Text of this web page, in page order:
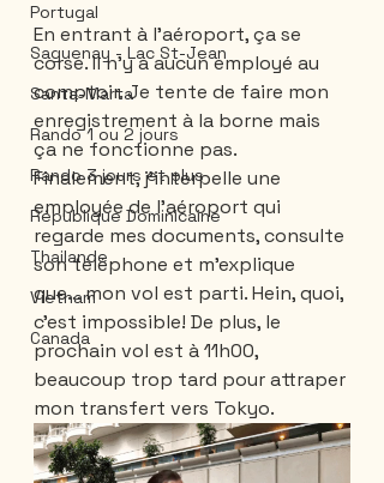
Portugal
Saguenay - Lac St-Jean
Santa-Marta
Rando 1 ou 2 jours
Rando 3 jours et plus
République Dominicaine
Thailande
Vietnam
Canada
En entrant à l’aéroport, ça se
corse. Il n’y a aucun employé au
comptoir. Je tente de faire mon
enregistrement à la borne mais
ça ne fonctionne pas.
Finalement, j’interpelle une
employée de l’aéroport qui
regarde mes documents, consulte
son téléphone et m’explique
que… mon vol est parti. Hein, quoi,
c’est impossible! De plus, le
prochain vol est à 11h00,
beaucoup trop tard pour attraper
mon transfert vers Tokyo.